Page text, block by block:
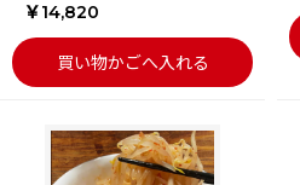
￥14,820
買い物かごへ入れる